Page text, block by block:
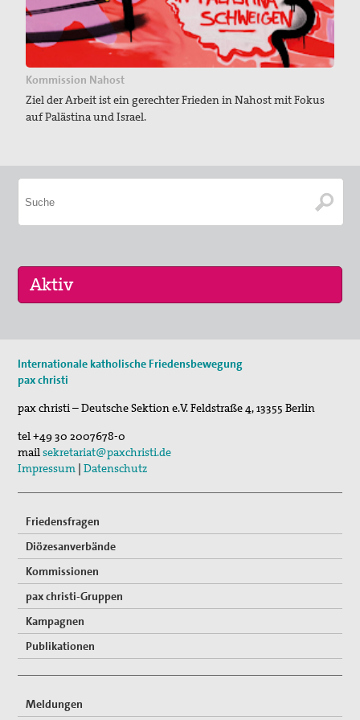
Kommission Nahost
Ziel der Arbeit ist ein gerechter Frieden in Nahost mit Fokus
auf Palästina und Israel.
Fahrradpilgertour 2026
St. Peter-Lindenberg: Lesungen unter den Lind…
03. Sep 2026
Mahnwache
Internationale katholische Friedensbewegung
pax christi
pax christi – Deutsche Sektion e.V.Feldstraße 4,13355 Berlin
tel+49 30 2007678-0
mailsekretariat@paxchristi.de
Impressum |Datenschutz
Friedensfragen
Diözesanverbände
Kommissionen
pax christi-Gruppen
Kampagnen
Publikationen
Meldungen